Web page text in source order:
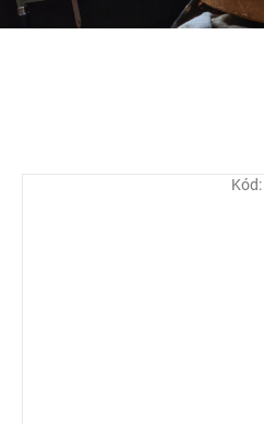
Kód: